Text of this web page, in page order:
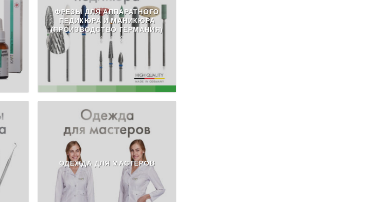
ФРЕЗЫ ДЛЯ АППАРАТНОГО
ПЕДИКЮРА И МАНИКЮРА
(ПРОИЗВОДСТВО ГЕРМАНИЯ)
ОДЕЖДА ДЛЯ МАСТЕРОВ